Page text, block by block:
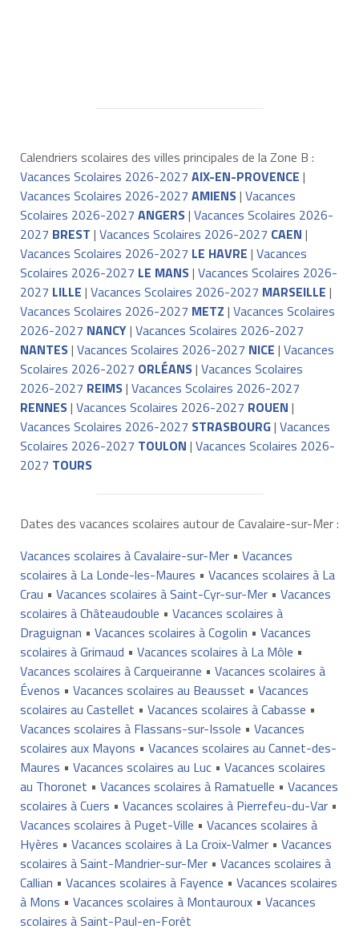
Calendriers scolaires des villes principales de la Zone B :
Vacances Scolaires 2026-2027 AIX-EN-PROVENCE |
Vacances Scolaires 2026-2027 AMIENS| Vacances
Scolaires 2026-2027 ANGERS| Vacances Scolaires 2026-
2027 BREST | Vacances Scolaires 2026-2027 CAEN |
Vacances Scolaires 2026-2027 LE HAVRE | Vacances
Scolaires 2026-2027 LE MANS| Vacances Scolaires 2026-
2027 LILLE | Vacances Scolaires 2026-2027 MARSEILLE |
Vacances Scolaires 2026-2027 METZ | Vacances Scolaires
2026-2027 NANCY| Vacances Scolaires 2026-2027
NANTES| Vacances Scolaires 2026-2027 NICE | Vacances
Scolaires 2026-2027 ORLÉANS| Vacances Scolaires
2026-2027 REIMS| Vacances Scolaires 2026-2027
RENNES| Vacances Scolaires 2026-2027 ROUEN |
Vacances Scolaires 2026-2027 STRASBOURG| Vacances
Scolaires 2026-2027 TOULON | Vacances Scolaires 2026-
2027 TOURS
Dates des vacances scolaires autour de Cavalaire-sur-Mer :
Vacances scolaires à Cavalaire-sur-Mer• Vacances
scolaires à La Londe-les-Maures • Vacances scolaires à La
Crau • Vacances scolaires à Saint-Cyr-sur-Mer• Vacances
scolaires à Châteaudouble • Vacances scolaires à
Draguignan • Vacances scolaires à Cogolin • Vacances
scolaires à Grimaud • Vacances scolaires à La Môle •
Vacances scolaires à Carqueiranne • Vacances scolaires à
Évenos • Vacances scolaires au Beausset • Vacances
scolaires au Castellet • Vacances scolaires à Cabasse •
Vacances scolaires à Flassans-sur-Issole • Vacances
scolaires aux Mayons • Vacances scolaires au Cannet-des-
Maures • Vacances scolaires au Luc• Vacances scolaires
au Thoronet • Vacances scolaires à Ramatuelle • Vacances
scolaires à Cuers • Vacances scolaires à Pierrefeu-du-Var•
Vacances scolaires à Puget-Ville • Vacances scolaires à
Hyères • Vacances scolaires à La Croix-Valmer• Vacances
scolaires à Saint-Mandrier-sur-Mer• Vacances scolaires à
Callian • Vacances scolaires à Fayence • Vacances scolaires
à Mons • Vacances scolaires à Montauroux• Vacances
scolaires à Saint-Paul-en-Forêt